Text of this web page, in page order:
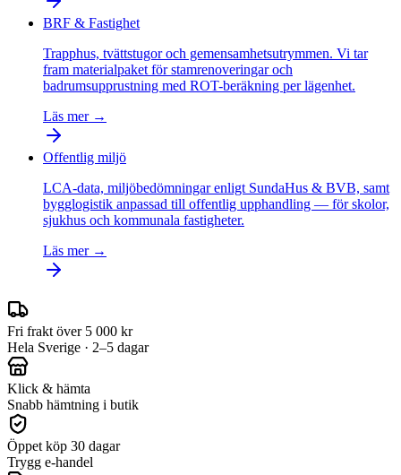
BRF & Fastighet
Trapphus, tvättstugor och gemensamhetsutrymmen. Vi tar
fram materialpaket för stamrenoveringar och
badrumsupprustning med ROT-beräkning per lägenhet.
Läs mer →
Offentlig miljö
LCA-data, miljöbedömningar enligt SundaHus & BVB, samt
bygglogistik anpassad till offentlig upphandling — för skolor,
sjukhus och kommunala fastigheter.
Läs mer →
Fri frakt över 5 000 kr
Hela Sverige · 2–5 dagar
Klick & hämta
Snabb hämtning i butik
Öppet köp 30 dagar
Trygg e-handel